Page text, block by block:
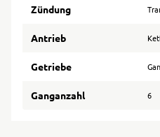
Zündung
Antrieb
Getriebe
Ganganzahl 6